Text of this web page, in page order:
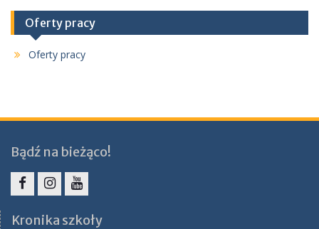
Oferty pracy
Oferty pracy
Bądź na bieżąco!
Kronika szkoły